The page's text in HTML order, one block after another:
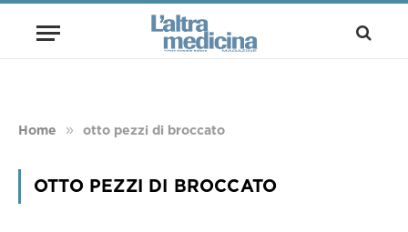
Home » otto pezzi di broccato
OTTO PEZZI DI BROCCATO